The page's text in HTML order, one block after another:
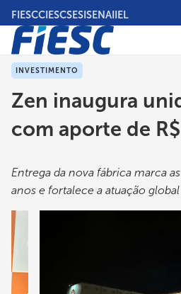
Pular
para
conteúdo
principal
FIESCCIESCSESISENAIIEL
INVESTIMENTO
Zen inaugura
com aporte de
Entrega da nova fábrica marca
anos e fortalece a atuação